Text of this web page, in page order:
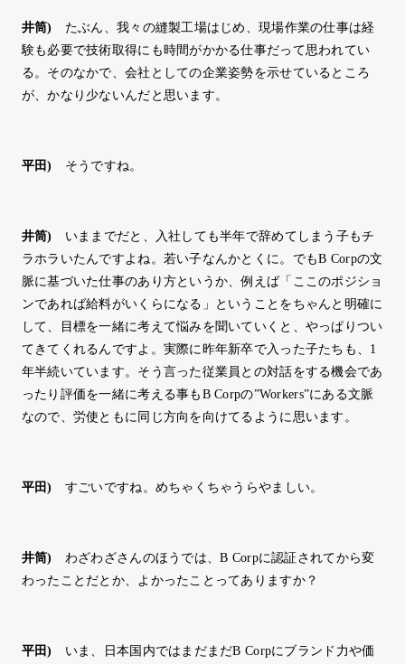
井筒)
たぶん、我々の縫製工場はじめ、現場作業の仕事は経
験も必要で技術取得にも時間がかかる仕事だって思われてい
る。そのなかで、会社としての企業姿勢を示せているところ
が、かなり少ないんだと思います。
平田) そうですね。
井筒)
いままでだと、入社しても半年で辞めてしまう子もチ
ラホラいたんですよね。若い子なんかとくに。でもB Corpの文
脈に基づいた仕事のあり方というか、例えば「ここのポジショ
ンであれば給料がいくらになる」ということをちゃんと明確に
して、目標を一緒に考えて悩みを聞いていくと、やっぱりつい
てきてくれるんですよ。実際に昨年新卒で入った子たちも、1
年半続いています。そう言った従業員との対話をする機会であ
ったり評価を一緒に考える事もB Corpの”Workers”にある文脈
なので、労使ともに同じ方向を向けてるように思います。
平田) すごいですね。めちゃくちゃうらやましい。
井筒)
わざわざさんのほうでは、B Corpに認証されてから変
わったことだとか、よかったことってありますか？
平田)
いま、日本国内ではまだまだB Corpにブランド力や価